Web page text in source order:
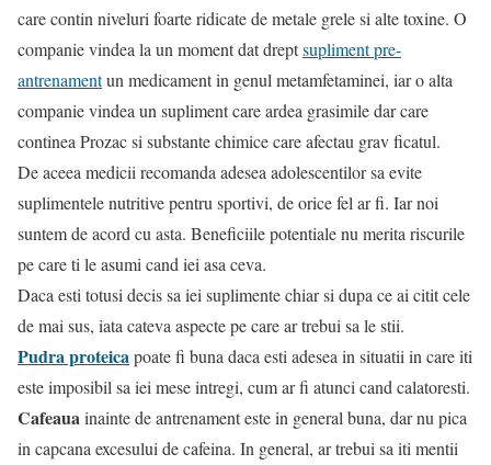
care contin niveluri foarte ridicate de metale grele si alte toxine. O
companie vindea la un moment dat dreptsupliment pre-
antrenamentun medicament in genul metamfetaminei, iar o alta
companie vindea un supliment care ardea grasimile dar care
continea Prozac si substante chimice care afectau grav ficatul.
De aceea medicii recomanda adesea adolescentilor sa evite
suplimentele nutritive pentru sportivi, de orice fel ar fi. Iar noi
suntem de acord cu asta. Beneficiile potentiale nu merita riscurile
pe care ti le asumi cand iei asa ceva.
Daca esti totusi decis sa iei suplimente chiar si dupa ce ai citit cele
de mai sus, iata cateva aspecte pe care ar trebui sa le stii.
Pudra proteicapoate fi buna daca esti adesea in situatii in care iti
este imposibil sa iei mese intregi, cum ar fi atunci cand calatoresti.
Cafeauainainte de antrenament este in general buna, dar nu pica
in capcana excesului de cafeina. In general, ar trebui sa iti mentii